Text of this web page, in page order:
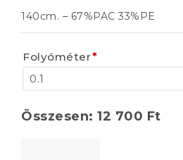
140cm. – 67%PAC 33%PE
Folyóméter*
Összesen: 12 700 Ft